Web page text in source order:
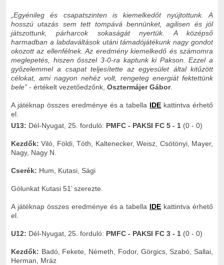
„Egyénileg és csapatszinten is kiemelkedőt nyújtottunk. A
hosszú utazás sem tett tompává bennünket, agilisen és jól
játszottunk, párharcok sokaságát nyertük. A középső
harmadban a labdaváltások utáni támadójátékunk nagy gondot
okozott az ellenfélnek. Az eredmény kiemelkedő és számomra
meglepetés, hiszen ősszel 3-0-ra kaptunk ki Pakson. Ezzel a
győzelemmel a csapat teljesítette az egyesület által kitűzött
célokat, ami nagyon nehéz volt, rengeteg energiát fektettünk
bele” - értékelt vezetőedzőnk, Osztermájer Gábor.
A játéknap összes eredménye és a tabella IDE kattintva érhető
el.
U13: Dél-Nyugat, 25. forduló: PMFC - PAKSI FC 5 - 1 (0 - 0)
Kezdők:Viló, Földi, Tóth, Kaltenecker, Weisz, Csötönyi, Mayer,
Nagy, Nagy N.
Cserék: Hum, Kutasi, Sági
Gólunkat Kutasi 51’ szerezte.
A játéknap összes eredménye és a tabella IDE kattintva érhető
el.
U12: Dél-Nyugat, 25. forduló: PMFC - PAKSI FC 3 - 1 (0 - 0)
Kezdők: Badó, Fekete, Németh, Fodor, Görgics, Szabó, Sallai,
Herman, Mráz